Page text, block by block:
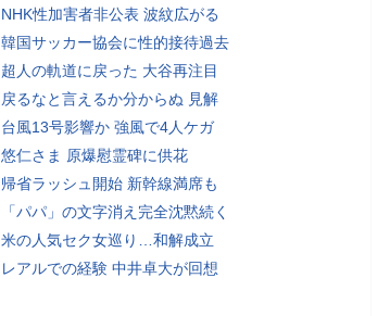
NHK性加害者非公表 波紋広がる
韓国サッカー協会に性的接待過去
超人の軌道に戻った 大谷再注目
戻るなと言えるか分からぬ 見解
台風13号影響か 強風で4人ケガ
悠仁さま 原爆慰霊碑に供花
帰省ラッシュ開始 新幹線満席も
「パパ」の文字消え完全沈黙続く
米の人気セク女巡り…和解成立
レアルでの経験 中井卓大が回想